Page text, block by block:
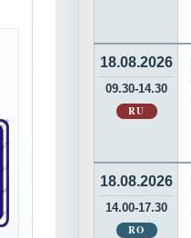
18.08.2026
09.30-14.30
RU
18.08.2026
14.00-17.30
RO